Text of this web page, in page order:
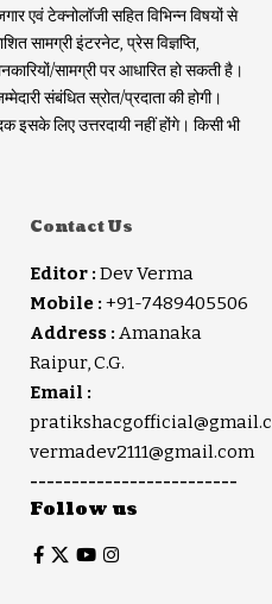
एवं टेक्नोलॉजी सहित विभिन्न विषयों से
सामग्री इंटरनेट, प्रेस विज्ञप्ति,
सामग्री पर आधारित हो सकती है।
संबंधित स्रोत/प्रदाता की होगी।
इसके लिए उत्तरदायी नहीं होंगे। किसी भी
Contact Us
Editor : Dev Verma
Mobile : +91-7489405506
Address : Amanaka
Raipur, C.G.
Email :
vermadev2111@gmail.com
-------------------------
Follow us